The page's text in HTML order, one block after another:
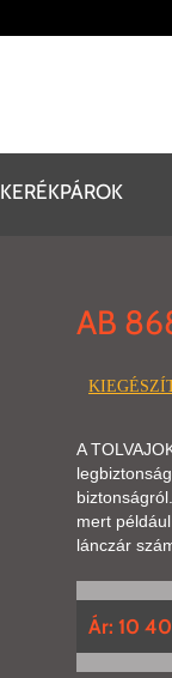
KERÉKPÁROK
AB
Ár: 10
A
mert
lánczár